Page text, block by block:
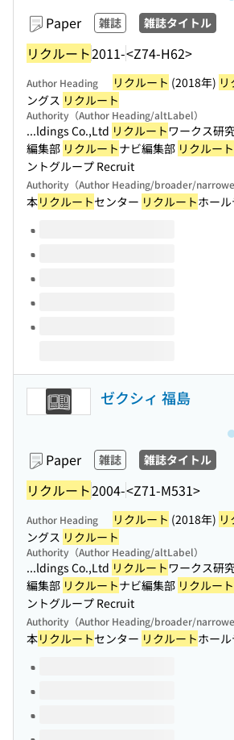
Paper 雑誌 雑誌タイトル
リクルート2011-<Z74-H62>
Author Heading リクルート (2018年)
ングス リクルート
Authority（Author Heading/altLabel）
...ldings Co.,Ltd リクルートワークス研
編集部 リクルートナビ編集部 リクルート
ントグループ Recruit
Authority（Author Heading/broader/narrower
本リクルートセンター リクルートホー
Volumes of this title
ゼクシィ 福島
Paper 雑誌 雑誌タイトル
リクルート2004-<Z71-M531>
Author Heading リクルート (2018年)
ングス リクルート
Authority（Author Heading/altLabel）
...ldings Co.,Ltd リクルートワークス研
編集部 リクルートナビ編集部 リクルート
ントグループ Recruit
Authority（Author Heading/broader/narrower
本リクルートセンター リクルートホー
Volumes of this title